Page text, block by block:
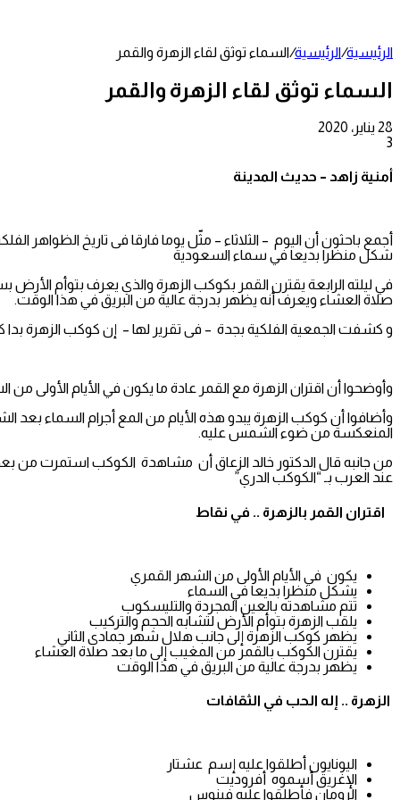
الرئيسية/الرئيسية/السماء توثق لقاء الزهرة والقمر
السماء توثق لقاء الزهرة والقمر
28 يناير، 2020
3
عبر
البريد
أمنية زاهد – حديث المدينة
أجمع باحثون أن اليوم – الثلاثاء – مثّل يوما فارقا فى تاريخ
شكل منظرا بديعا في سماء السعودية
في ليلته الرابعة يقترن القمر بكوكب الزهرة والذي يعرف بتوأم
صلاة العشاء ويعرف أنه يظهر بدرجة عالية من البريق في هذا الوقت.
و كشفت الجمعية الفلكية بجدة – فى تقرير لها – إن كوكب الزهرة
وأوضحوا أن اقتران الزهرة مع القمر عادة ما يكون في الأيام
وأضافوا أن كوكب الزهرة يبدو هذه الأيام من المع أجرام السماء بعد
المنعكسة من ضوء الشمس عليه.
من جانبه قال الدكتور خالد الزعاق أن مشاهدة الكوكب استمرت من
عند العرب بـ “الكوكب الدري”
اقتران القمر بالزهرة .. في نقاط
يكون في الأيام الأولى من الشهر القمري
يشكل منظرا بديعا في السماء
تتم مشاهدته بالعين المجردة والتليسكوب
يلقب الزهرة بتوأم الأرض لتشابه الحجم والتركيب
يظهر كوكب الزهرة إلى جانب هلال شهر جمادى الثاني
يقترن الكوكب بالقمر من المغيب إلى ما بعد صلاة العشاء
يظهر بدرجة عالية من البريق في هذا الوقت
الزهرة .. إله الحب في الثقافات
اليونايون أطلقوا عليه إسم عشتار
الإغريق أسموه أفروديت
الرومان فأطلقوا عليه فينوس